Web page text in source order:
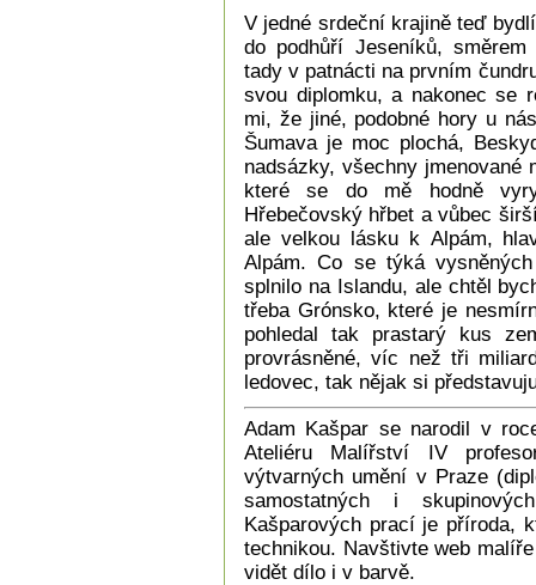
V jedné srdeční krajině teď
do podhůří Jeseníků,
tady v patnácti na prvním
svou diplomku, a nakonec se
mi, že jiné, podobné hory u
Šumava je moc plochá,
nadsázky, všechny
které se do mě hodně
Hřebečovský hřbet a vůbec
ale velkou lásku k Alpám,
Alpám. Co se týká
splnilo na Islandu, ale chtěl
třeba Grónsko, které je
pohledal tak prastarý kus
provrásněné, víc než tři
ledovec, tak nějak si
Adam Kašpar se narodil v
Ateliéru Malířství IV
výtvarných umění v Praze
samostatných i
Kašparových prací je příroda,
technikou. Navštivte web
vidět dílo i v barvě.